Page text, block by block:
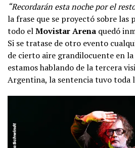
“Recordarán esta noche por el
la frase que se proyectó sobre las
todo elMovistar Arena quedó
Si se tratase de otro evento
de cierto aire grandilocuente en
estamos hablando de la tercera
Argentina, la sentencia tuvo toda